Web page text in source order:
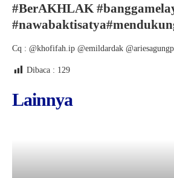
#BerAKHLAK
Cq : @khofifah.ip @emildardak
Dibaca : 129
Lainnya